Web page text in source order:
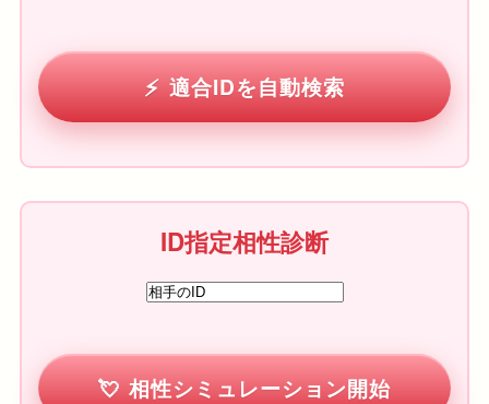
適合IDを自動検索
ID指定相性診断
相性シミュレーション開始